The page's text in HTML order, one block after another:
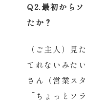
Q2.最初から
たか？
（ご主人）見
てれないみた
さん（営業ス
「ちょっとソ